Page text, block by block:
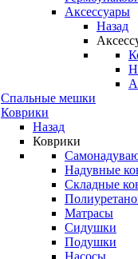
Аксессуары
Назад
Спальные мешки
Коврики
Назад
Коврики
Надувные
Складные
Матрасы
Сидушки
Подушки
Насосы